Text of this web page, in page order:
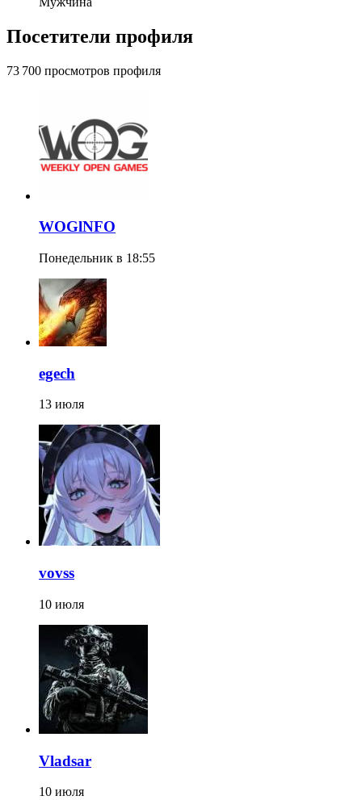
Посетители профиля
73 700 просмотров профиля
WOGlNFO
Понедельник в 18:55
egech
13 июля
vovss
10 июля
Vladsar
10 июля